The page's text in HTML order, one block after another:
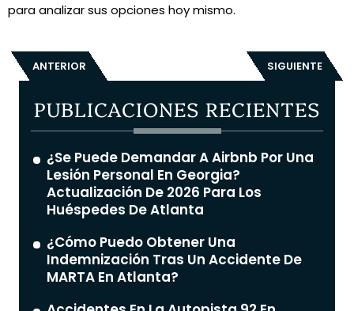
para analizar sus opciones hoy mismo.
ANTERIOR SIGUIENTE
PUBLICACIONES RECIENTES
¿Se Puede Demandar A Airbnb Por Una
Lesión Personal En Georgia?
Actualización De 2026 Para Los
Huéspedes De Atlanta
¿Cómo Puedo Obtener Una
Indemnización Tras Un Accidente De
MARTA En Atlanta?